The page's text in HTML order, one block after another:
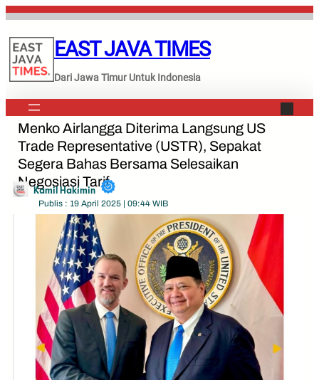
Lewati
konten
EAST JAVA TIMES
Dari Jawa Timur Untuk Indonesia
Menko Airlangga Diterima Langsung US
Trade Representative (USTR), Sepakat
Segera Bahas Bersama Selesaikan
Negosiasi Tarif
Kamil Hakimin
Publis : 19 April 2025 | 09:44 WIB